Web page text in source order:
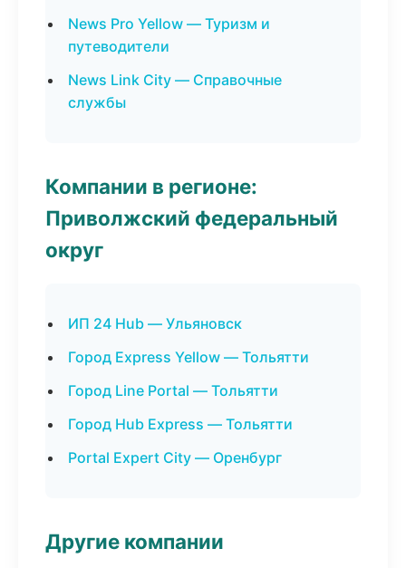
News Pro Yellow — Туризм и
путеводители
News Link City — Справочные
службы
Компании в регионе:
Приволжский федеральный
округ
ИП 24 Hub — Ульяновск
Город Express Yellow — Тольятти
Город Line Portal — Тольятти
Город Hub Express — Тольятти
Portal Expert City — Оренбург
Другие компании